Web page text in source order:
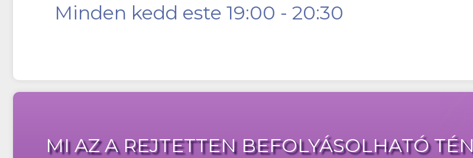
Minden kedd este 19:00 - 20:30
MI AZ A REJTETTEN BEFOLYÁSOLHATÓ